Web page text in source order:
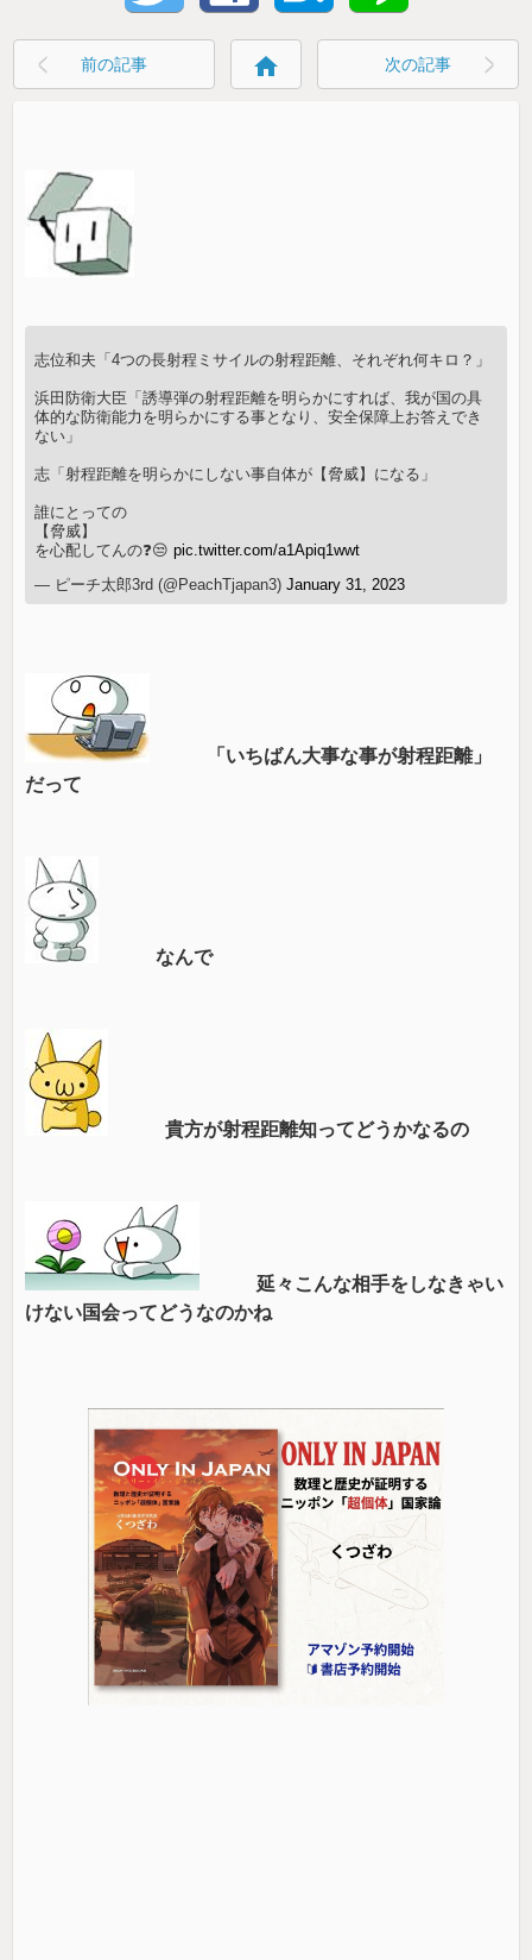
前の記事 home 次の記事
志位和夫「4つの長射程ミサイルの射程距離、それぞれ何キロ？」
浜田防衛大臣「誘導弾の射程距離を明らかにすれば、我が国の具
体的な防衛能力を明らかにする事となり、安全保障上お答えでき
ない」
志「射程距離を明らかにしない事自体が【脅威】になる」
誰にとっての
【脅威】
を心配してんの❓😒pic.twitter.com/a1Apiq1wwt
— ピーチ太郎3rd (@PeachTjapan3)January 31, 2023
「いちばん大事な事が射程距離」
だって
なんで
貴方が射程距離知ってどうかなるの
延々こんな相手をしなきゃい
けない国会ってどうなのかね